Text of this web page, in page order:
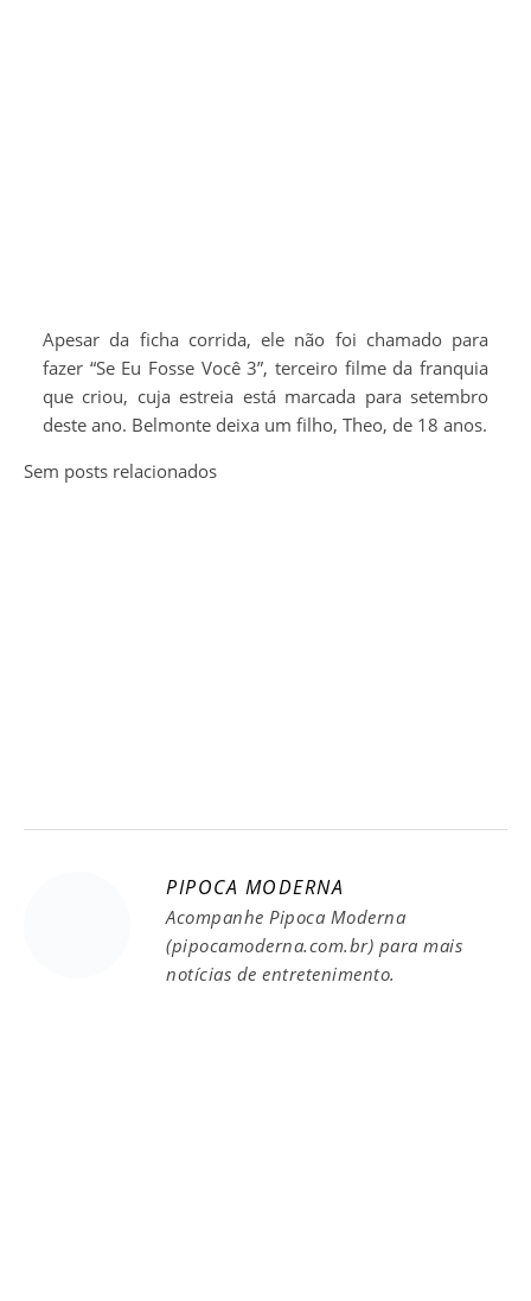
Apesar da ficha corrida, ele não foi chamado para
fazer “Se Eu Fosse Você 3”, terceiro filme da franquia
que criou, cuja estreia está marcada para setembro
deste ano. Belmonte deixa um filho, Theo, de 18 anos.
Sem posts relacionados
PIPOCA MODERNA
Acompanhe Pipoca Moderna
(pipocamoderna.com.br) para mais
notícias de entretenimento.